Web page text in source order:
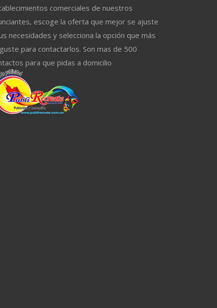
comerciales de nuestros
escoge la oferta que mejor se ajuste
necesidades y selecciona la opción que más
para contactarlos. Son mas de 500
para que pidas a domicilio